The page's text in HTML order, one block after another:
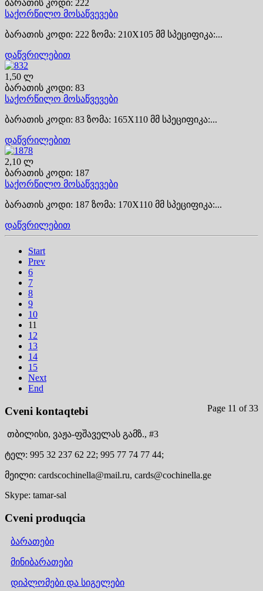
ბარათის კოდი: 222
საქორწილო მოსაწვევები
ბარათის კოდი: 222 ზომა: 210X105 მმ სპეციფიკა:...
დაწვრილებით
1,50 ლ
ბარათის კოდი: 83
საქორწილო მოსაწვევები
ბარათის კოდი: 83 ზომა: 165X110 მმ სპეციფიკა:...
დაწვრილებით
2,10 ლ
ბარათის კოდი: 187
საქორწილო მოსაწვევები
ბარათის კოდი: 187 ზომა: 170X110 მმ სპეციფიკა:...
დაწვრილებით
Start
Prev
6
7
8
9
10
11
12
13
14
15
Next
End
Page 11 of 33
Cveni kontaqtebi
თბილისი, ვაჟა-ფშაველას გამზ., #3
ტელ: 995 32 237 62 22; 995 77 74 77 44;
მეილი: cardscochinella@mail.ru, cards@cochinella.ge
Skype: tamar-sal
Cveni produqcia
ბარათები
მინიბარათები
დიპლომები და სიგელები